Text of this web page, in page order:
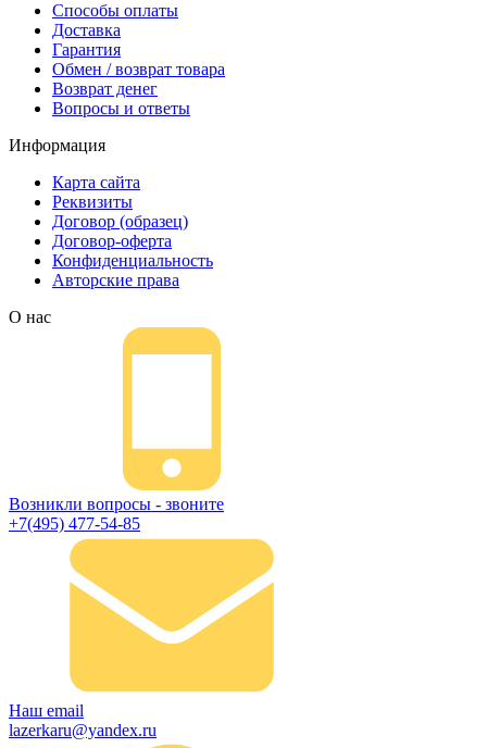
Способы оплаты
Доставка
Гарантия
Обмен / возврат товара
Возврат денег
Вопросы и ответы
Информация
Карта сайта
Реквизиты
Договор (образец)
Договор-оферта
Конфиденциальность
Авторские права
О нас
Возникли вопросы - звоните
+7(495) 477-54-85
Наш email
lazerkaru@yandex.ru